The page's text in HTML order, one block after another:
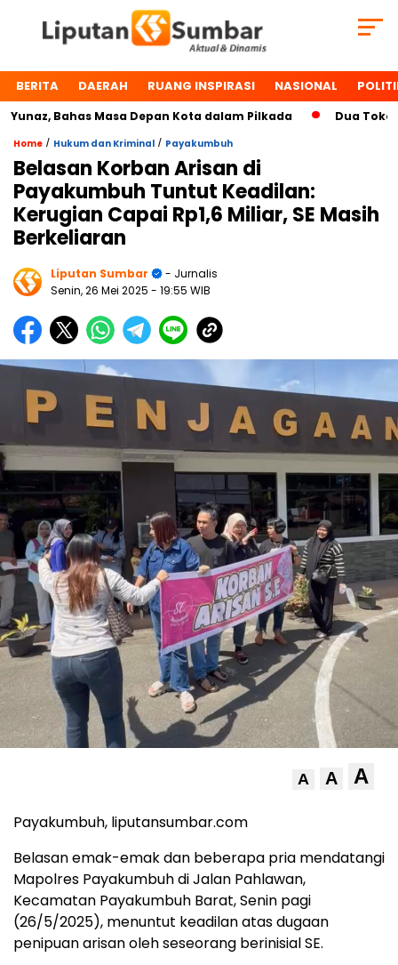
BERITA DAERAH RUANG INSPIRASI NASIONAL
Bahas Masa Depan Kota dalam Pilkada Dua Tokoh
Home / Hukum dan Kriminal / Payakumbuh
Belasan Korban Arisan di
Payakumbuh Tuntut Keadilan:
Kerugian Capai Rp1,6 Miliar, SE Masih
Berkeliaran
Liputan Sumbar
- Jurnalis
Senin, 26 Mei 2025 - 19:55 WIB
A A A
Payakumbuh, liputansumbar.com
Belasan emak-emak dan beberapa pria mendatangi
Mapolres Payakumbuh di Jalan Pahlawan,
Kecamatan Payakumbuh Barat, Senin pagi
(26/5/2025), menuntut keadilan atas dugaan
penipuan arisan oleh seseorang berinisial SE.